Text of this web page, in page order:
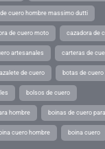
cuero hombre massimo dutti
de cuero moto cazadora de
artesanales carteras de
de cuero botas de
bolsos de cuero
hombre boinas de cuero
cuero hombre boina cuero